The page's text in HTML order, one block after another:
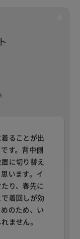
ることが出
す。背中側
に切り替え
います。イ
り、春先に
着回しが効
のため、い
ません。